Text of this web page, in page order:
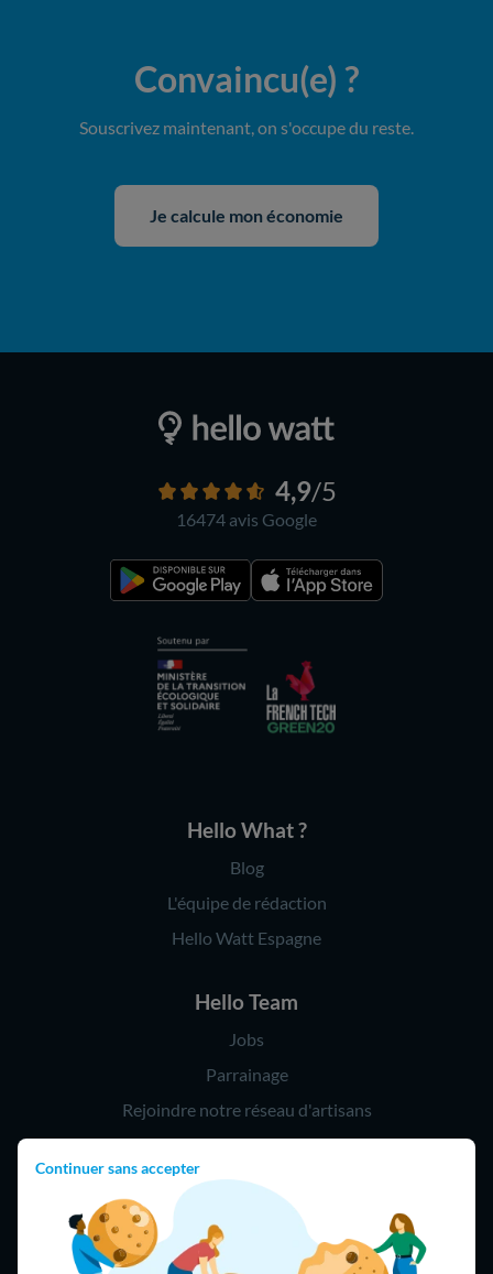
Continuer sans accepter
Convaincu(e) ?
Souscrivez maintenant, on s'occupe du reste.
Je calcule mon économie
4,9/5
16474 avis Google
Hello What ?
Blog
L'équipe de rédaction
Hello Watt Espagne
Hello Team
Jobs
Parrainage
Rejoindre notre réseau d'artisans
09 75 18 60 60
(8h-21h)
75018 Paris